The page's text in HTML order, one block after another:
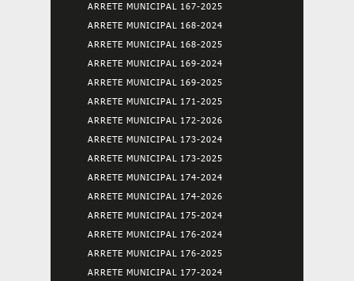
ARRETE MUNICIPAL 167-2025
ARRETE MUNICIPAL 168-2024
ARRETE MUNICIPAL 168-2025
ARRETE MUNICIPAL 169-2024
ARRETE MUNICIPAL 169-2025
ARRETE MUNICIPAL 171-2025
ARRETE MUNICIPAL 172-2026
ARRETE MUNICIPAL 173-2024
ARRETE MUNICIPAL 173-2025
ARRETE MUNICIPAL 174-2024
ARRETE MUNICIPAL 174-2026
ARRETE MUNICIPAL 175-2024
ARRETE MUNICIPAL 176-2024
ARRETE MUNICIPAL 176-2025
ARRETE MUNICIPAL 177-2024